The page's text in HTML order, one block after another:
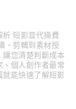
析 短影音代操費
、剪輯到素材授
您清楚判斷成本
個人創作者最常
就能快速了解短影